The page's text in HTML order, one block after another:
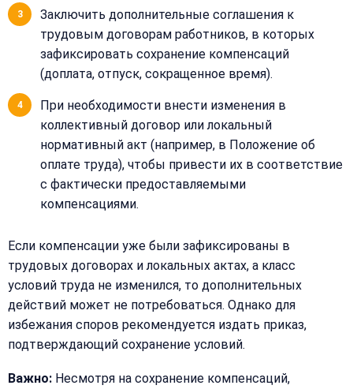
Заключить дополнительные соглашения к
трудовым договорам работников, в которых
зафиксировать сохранение компенсаций
(доплата, отпуск, сокращенное время).
При необходимости внести изменения в
коллективный договор или локальный
нормативный акт (например, в Положение об
оплате труда), чтобы привести их в соответствие
с фактически предоставляемыми
компенсациями.
Если компенсации уже были зафиксированы в
трудовых договорах и локальных актах, а класс
условий труда не изменился, то дополнительных
действий может не потребоваться. Однако для
избежания споров рекомендуется издать приказ,
подтверждающий сохранение условий.
Важно: Несмотря на сохранение компенсаций,
Сообщение:
обработку
персональных
данных
Получить расчёт
Имя:
Телефон:
Добавить
комментарий
Согласен на
персональных
отвечаем
в течение
15 минут
Получить расчёт
позвоните